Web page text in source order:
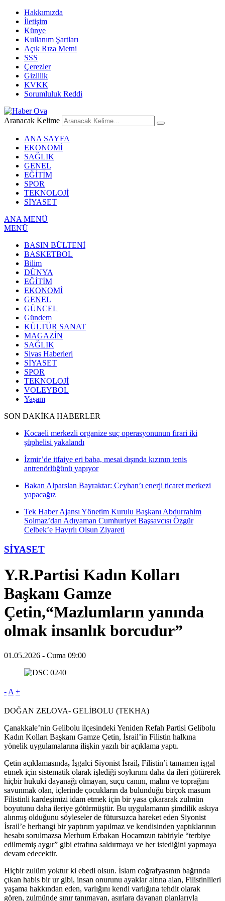
Hakkımızda
İletişim
Künye
Kullanım Şartları
Açık Rıza Metni
SSS
Çerezler
Gizlilik
KVKK
Sorumluluk Reddi
Aranacak Kelime
ANA SAYFA
EKONOMİ
SAĞLIK
GENEL
EĞİTİM
SPOR
TEKNOLOJİ
SİYASET
ANA MENÜ
MENÜ
BASIN BÜLTENİ
BASKETBOL
Bilim
DÜNYA
EĞİTİM
EKONOMİ
GENEL
GÜNCEL
Gündem
KÜLTÜR SANAT
MAGAZİN
SAĞLIK
Sivas Haberleri
SİYASET
SPOR
TEKNOLOJİ
VOLEYBOL
Yaşam
SON DAKİKA HABERLER
Kocaeli merkezli organize suç operasyonunun firari iki
şüphelisi yakalandı
İzmir’de itfaiye eri baba, mesai dışında kızının tenis
antrenörlüğünü yapıyor
Bakan Alparslan Bayraktar: Ceyhan’ı enerji ticaret merkezi
yapacağız
Tek Haber Ajansı Yönetim Kurulu Başkanı Abdurrahim
Solmaz’dan Adıyaman Cumhuriyet Başsavcısı Özgür
Celbek’e Hayırlı Olsun Ziyareti
SİYASET
Y.R.Partisi Kadın Kolları
Başkanı Gamze
Çetin,“Mazlumların yanında
olmak insanlık borcudur”
01.05.2026 - Cuma 09:00
- A +
DOĞAN ZELOVA- GELİBOLU (TEKHA)
Çanakkale’nin Gelibolu ilçesindeki Yeniden Refah Partisi Gelibolu
Kadın Kolları Başkanı Gamze Çetin, İsrail’in Filistin halkına
yönelik uygulamalarına ilişkin yazılı bir açıklama yaptı.
Çetin açıklamasında, İşgalci Siyonist İsrail, Filistin’i tamamen işgal
etmek için sistematik olarak işlediği soykırımı daha da ileri götürerek
hiçbir hukuki dayanağı olmayan, suçu canını, malını ve toprağını
savunmak olan, içlerinde çocukların da bulunduğu birçok masum
Filistinli kardeşimizi idam etmek için bir yasa çıkararak zulmün
boyutunu daha ileriye götürmüştür. Bu uygulamanın şimdilik askıya
alınmış olduğunu söyleseler de fütursuzca hareket eden Siyonist
İsrail’e herhangi bir yaptırım yapılmaz ve kendisinden yaptıklarının
hesabı sorulmazsa Merhum Erbakan Hocamızın tabiriyle “terbiye
edilmemiş aygır” gibi etrafına saldırmaya ve her istediğini yapmaya
devam edecektir.
Hiçbir zulüm yoktur ki ebedi olsun. İslam coğrafyasının bağrında
çıkan habis bir ur gibi, insan onurunu ayaklar altına alan, Filistinlileri
yaşama hakkından eden, varlığını kendi varlığına tehdit olarak
gören, zulmünde sınır tanımayan, asırlara dayanan planlarıyla